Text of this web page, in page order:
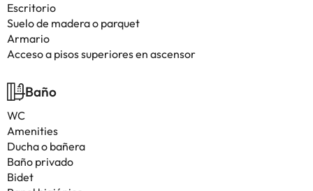
Escritorio
Suelo de madera o parquet
Armario
Acceso a pisos superiores en ascensor
Baño
WC
Amenities
Ducha o bañera
Baño privado
Bidet